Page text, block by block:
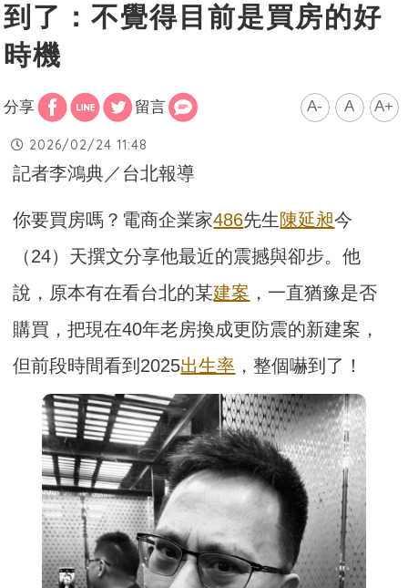
到了：不覺得目前是買房的好
時機
分享 留言 A- A A+
2026/02/24 11:48
記者李鴻典／台北報導
你要買房嗎？電商企業家486先生陳延昶今
（24）天撰文分享他最近的震撼與卻步。他
說，原本有在看台北的某建案 ，一直猶豫是否
購買，把現在40年老房換成更防震的新建案，
但前段時間看到2025出生率 ，整個嚇到了！